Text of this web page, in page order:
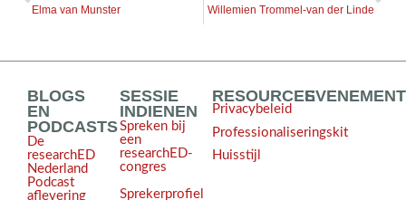
Elma van Munster Willemien Trommel-van der Linde
BLOGS
EN
PODCASTS
De
researchED
Nederland
Podcast
aflevering
SESSIE
INDIENEN
Spreken bij
een
researchED-
congres
Sprekerprofiel
RESOURCES
Privacybeleid
Professionaliseringskit
Huisstijl